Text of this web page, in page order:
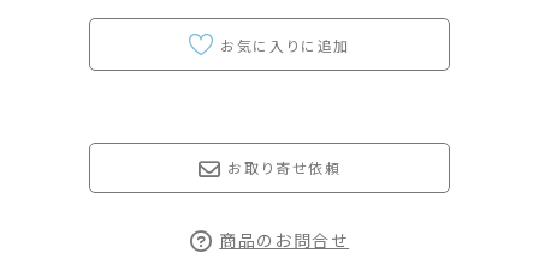
お取り寄せ依頼
商品のお問合せ